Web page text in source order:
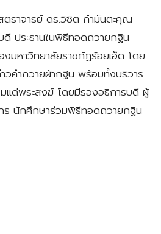
ตราจารย์ ดร.วิชิต กำมันตะคุณ
ดี ประธานในพิธีทอดถวายกฐิน
มหาวิทยาลัยราชภัฏร้อยเอ็ด โดย
วคำถวายผ้ากฐิน พร้อมทั้งบริวาร
แด่พระสงฆ์ โดยมีรองอธิการบดี ผู้
ร นักศึกษาร่วมพิธีทอดถวายกฐิน